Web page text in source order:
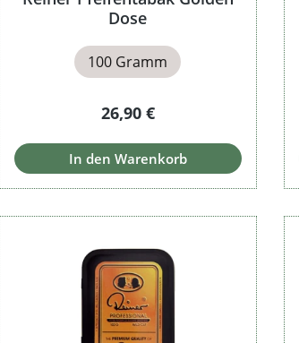
Dose
100 Gramm
Regulärer Preis:
26,90 €
In den Warenkorb